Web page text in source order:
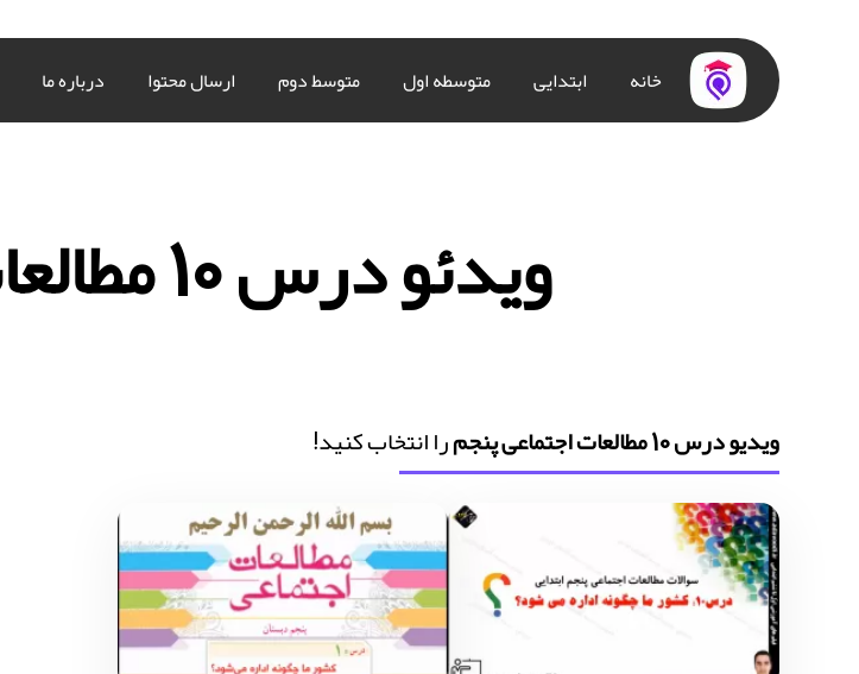
خانه ابتدایی متوسطه اول متوسط دوم ارسال محتوا درباره ما
ویدئو درس 10 مطالعات اجتماعی پنجم
ویدیو درس 10 مطالعات اجتماعی پنجم را انتخاب کنید!